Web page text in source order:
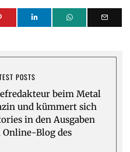
POSTS
beim Metal
und kümmert sich
in den Ausgaben
Online-Blog des